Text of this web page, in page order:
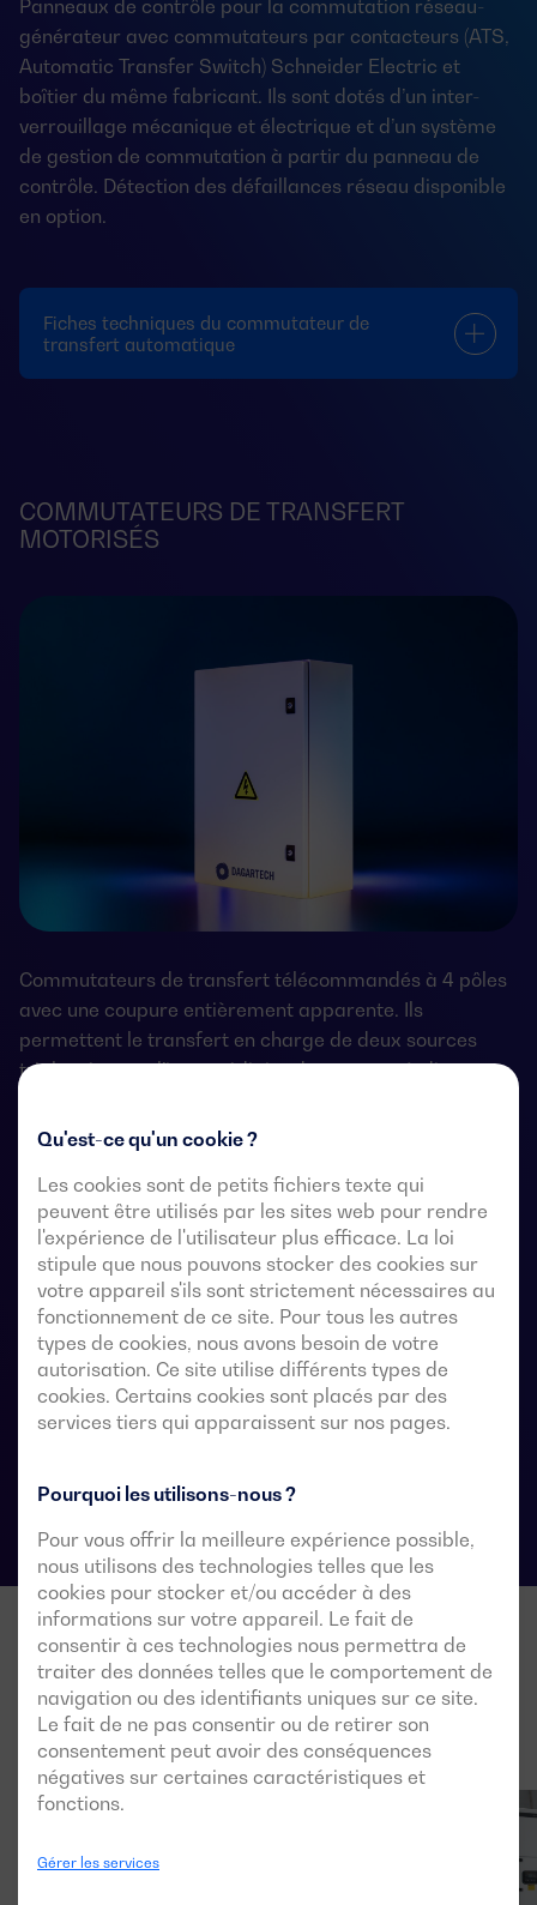
Qu'est-ce qu'un cookie ?
Les cookies sont de petits fichiers texte qui
peuvent être utilisés par les sites web pour rendre
l'expérience de l'utilisateur plus efficace. La loi
stipule que nous pouvons stocker des cookies sur
votre appareil s'ils sont strictement nécessaires au
fonctionnement de ce site. Pour tous les autres
types de cookies, nous avons besoin de votre
autorisation. Ce site utilise différents types de
cookies. Certains cookies sont placés par des
services tiers qui apparaissent sur nos pages.
Pourquoi les utilisons-nous ?
Pour vous offrir la meilleure expérience possible,
nous utilisons des technologies telles que les
cookies pour stocker et/ou accéder à des
informations sur votre appareil. Le fait de
consentir à ces technologies nous permettra de
traiter des données telles que le comportement de
navigation ou des identifiants uniques sur ce site.
Le fait de ne pas consentir ou de retirer son
consentement peut avoir des conséquences
négatives sur certaines caractéristiques et
fonctions.
Gérer les services
Panneaux de contrôle pour la commutation réseau-
générateur avec commutateurs par contacteurs (ATS,
Automatic Transfer Switch) Schneider Electric et
boîtier du même fabricant. Ils sont dotés d’un inter-
verrouillage mécanique et électrique et d’un système
de gestion de commutation à partir du panneau de
contrôle. Détection des défaillances réseau disponible
en option.
Fiches techniques du commutateur de
transfert automatique
COMMUTATEURS DE TRANSFERT
MOTORISÉS
Commutateurs de transfert télécommandés à 4 pôles
avec une coupure entièrement apparente. Ils
permettent le transfert en charge de deux sources
triphasées par l’intermédiaire de contacts à distance
automatique externe, utilisant une logique d’impulsions
Ils sont conçus pour être utilisés dans des systèmes
d’alimentation à basse tension où une interruption de
l’alimentation de la charge est acceptable pendant le
transfert.
Fiches techniques du commutateur de
transfert automatique